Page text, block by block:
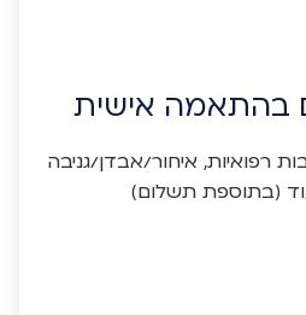
בהתאמה אישית
רפואיות, איחור/אבדן/גניבה
(בתוספת תשלום)